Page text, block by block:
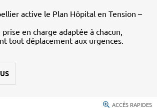
active le Plan Hôpital en Tension –
en charge adaptée à chacun,
tout déplacement aux urgences.
ACCÈS RAPIDES